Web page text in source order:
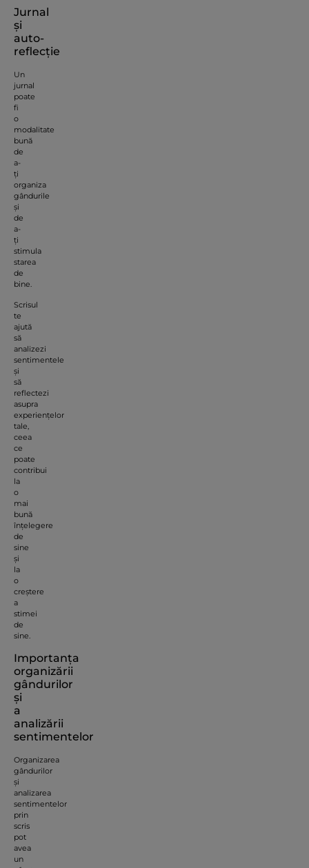
Jurnal
și
auto-
reflecție
Un
jurnal
poate
fi
o
modalitate
bună
de
a-
ți
organiza
gândurile
și
de
a-
ți
stimula
starea
de
bine.
Scrisul
te
ajută
să
analizezi
sentimentele
și
să
reflectezi
asupra
experiențelor
tale,
ceea
ce
poate
contribui
la
o
mai
bună
înțelegere
de
sine
și
la
o
creștere
a
stimei
de
sine.
Importanța
organizării
gândurilor
și
a
analizării
sentimentelor
Organizarea
gândurilor
și
analizarea
sentimentelor
prin
scris
pot
avea
un